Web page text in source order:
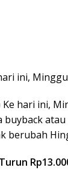
ini,
hari ini,
buyback
berubah